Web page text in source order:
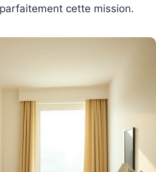
cette mission.